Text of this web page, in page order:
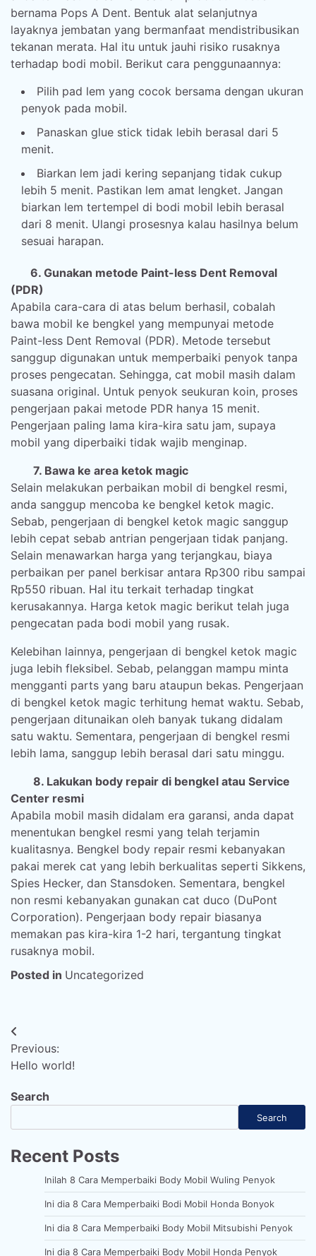
bernama Pops A Dent. Bentuk alat selanjutnya
layaknya jembatan yang bermanfaat mendistribusikan
tekanan merata. Hal itu untuk jauhi risiko rusaknya
terhadap bodi mobil. Berikut cara penggunaannya:
Pilih pad lem yang cocok bersama dengan ukuran
penyok pada mobil.
Panaskan glue stick tidak lebih berasal dari 5
menit.
Biarkan lem jadi kering sepanjang tidak cukup
lebih 5 menit. Pastikan lem amat lengket. Jangan
biarkan lem tertempel di bodi mobil lebih berasal
dari 8 menit. Ulangi prosesnya kalau hasilnya belum
sesuai harapan.
6. Gunakan metode Paint-less Dent Removal
(PDR)
Apabila cara-cara di atas belum berhasil, cobalah
bawa mobil ke bengkel yang mempunyai metode
Paint-less Dent Removal (PDR). Metode tersebut
sanggup digunakan untuk memperbaiki penyok tanpa
proses pengecatan. Sehingga, cat mobil masih dalam
suasana original. Untuk penyok seukuran koin, proses
pengerjaan pakai metode PDR hanya 15 menit.
Pengerjaan paling lama kira-kira satu jam, supaya
mobil yang diperbaiki tidak wajib menginap.
7. Bawa ke area ketok magic
Selain melakukan perbaikan mobil di bengkel resmi,
anda sanggup mencoba ke bengkel ketok magic.
Sebab, pengerjaan di bengkel ketok magic sanggup
lebih cepat sebab antrian pengerjaan tidak panjang.
Selain menawarkan harga yang terjangkau, biaya
perbaikan per panel berkisar antara Rp300 ribu sampai
Rp550 ribuan. Hal itu terkait terhadap tingkat
kerusakannya. Harga ketok magic berikut telah juga
pengecatan pada bodi mobil yang rusak.
Kelebihan lainnya, pengerjaan di bengkel ketok magic
juga lebih fleksibel. Sebab, pelanggan mampu minta
mengganti parts yang baru ataupun bekas. Pengerjaan
di bengkel ketok magic terhitung hemat waktu. Sebab,
pengerjaan ditunaikan oleh banyak tukang didalam
satu waktu. Sementara, pengerjaan di bengkel resmi
lebih lama, sanggup lebih berasal dari satu minggu.
8. Lakukan body repair di bengkel atau Service
Center resmi
Apabila mobil masih didalam era garansi, anda dapat
menentukan bengkel resmi yang telah terjamin
kualitasnya. Bengkel body repair resmi kebanyakan
pakai merek cat yang lebih berkualitas seperti Sikkens,
Spies Hecker, dan Stansdoken. Sementara, bengkel
non resmi kebanyakan gunakan cat duco (DuPont
Corporation). Pengerjaan body repair biasanya
memakan pas kira-kira 1-2 hari, tergantung tingkat
rusaknya mobil.
Posted in Uncategorized
Post
navigation
Previous:
Hello world!
Search
Search
Recent Posts
Inilah 8 Cara Memperbaiki Body Mobil Wuling Penyok
Ini dia 8 Cara Memperbaiki Bodi Mobil Honda Bonyok
Ini dia 8 Cara Memperbaiki Body Mobil Mitsubishi Penyok
Ini dia 8 Cara Memperbaiki Body Mobil Honda Penyok